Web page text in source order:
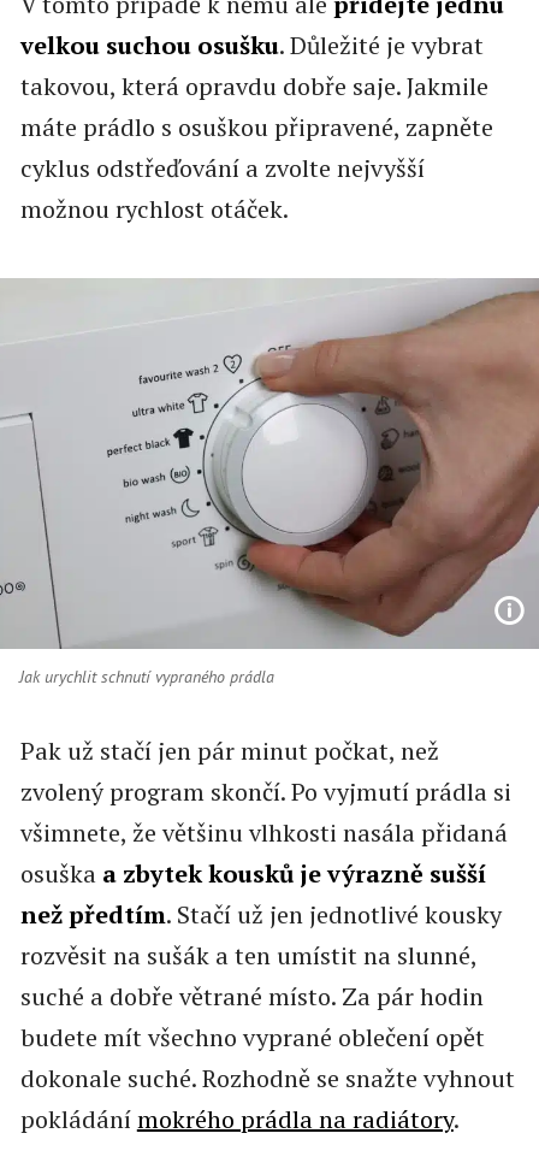
velkou suchou osušku. Důležité je vybrat
takovou, která opravdu dobře saje. Jakmile
máte prádlo s osuškou připravené, zapněte
cyklus odstřeďování a zvolte nejvyšší
možnou rychlost otáček.
Jak urychlit schnutí vypraného prádla
Pak už stačí jen pár minut počkat, než
zvolený program skončí. Po vyjmutí prádla si
všimnete, že většinu vlhkosti nasála přidaná
osuška a zbytek kousků je výrazně sušší
než předtím. Stačí už jen jednotlivé kousky
rozvěsit na sušák a ten umístit na slunné,
suché a dobře větrané místo. Za pár hodin
budete mít všechno vyprané oblečení opět
dokonale suché. Rozhodně se snažte vyhnout
pokládánímokrého prádla na radiátory.